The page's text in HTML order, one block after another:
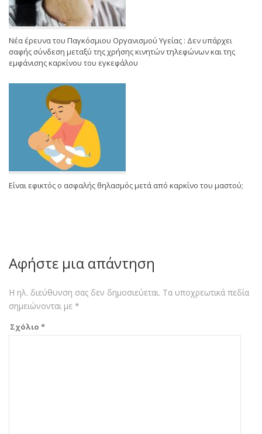
Νέα έρευνα του Παγκόσμιου Οργανισμού Υγείας : Δεν υπάρχει
σαφής σύνδεση μεταξύ της χρήσης κινητών τηλεφώνων και της
εμφάνισης καρκίνου του εγκεφάλου
Είναι εφικτός ο ασφαλής θηλασμός μετά από καρκίνο του μαστού;
Αφήστε μια απάντηση
Η ηλ. διεύθυνση σας δεν δημοσιεύεται. Τα υποχρεωτικά πεδία
σημειώνονται με *
Σχόλιο *